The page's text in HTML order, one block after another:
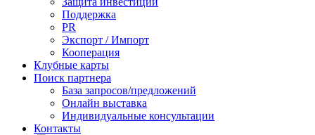
Поддержка
PR
Экспорт / Импорт
Кооперация
Клубные карты
Поиск партнера
База запросов/предложений
Онлайн выставка
Индивидуальные консультации
Контакты